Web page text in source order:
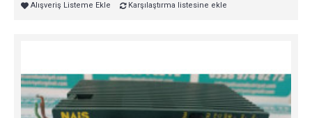
Alışveriş Listeme Ekle Karşılaştırma listesine ekle